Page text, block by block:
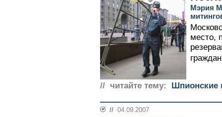
Мэрия
место,
// читайте тему: Шпионские
// 04.09.2007